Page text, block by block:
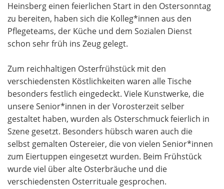
Heinsberg einen feierlichen Start in den Ostersonntag
zu bereiten, haben sich die Kolleg*innen aus den
Pflegeteams, der Küche und dem Sozialen Dienst
schon sehr früh ins Zeug gelegt.
Zum reichhaltigen Osterfrühstück mit den
verschiedensten Köstlichkeiten waren alle Tische
besonders festlich eingedeckt. Viele Kunstwerke, die
unsere Senior*innen in der Vorosterzeit selber
gestaltet haben, wurden als Osterschmuck feierlich in
Szene gesetzt. Besonders hübsch waren auch die
selbst gemalten Ostereier, die von vielen Senior*innen
zum Eiertuppen eingesetzt wurden. Beim Frühstück
wurde viel über alte Osterbräuche und die
verschiedensten Osterrituale gesprochen.